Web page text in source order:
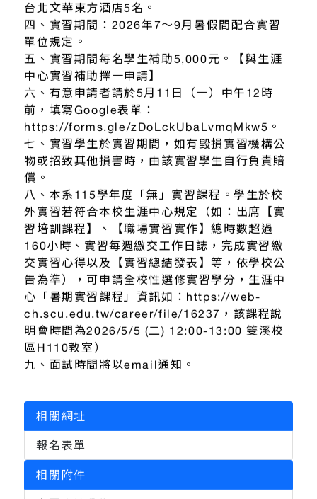
台北文華東方酒店5名。
四、實習期間：2026年7～9月暑假間配合實習
單位規定。
五、實習期間每名學生補助5,000元。【與生涯
中心實習補助擇一申請】
六、有意申請者請於5月11日（一）中午12時
前，填寫Google表單：
https://forms.gle/zDoLckUbaLvmqMkw5。
七、實習學生於實習期間，如有毀損實習機構公
物或招致其他損害時，由該實習學生自行負責賠
償。
八、本系115學年度「無」實習課程。學生於校
外實習若符合本校生涯中心規定（如：出席【實
習培訓課程】、【職場實習實作】總時數超過
160小時、實習每週繳交工作日誌，完成實習繳
交實習心得以及【實習總結發表】等，依學校公
告為準），可申請全校性選修實習學分，生涯中
心「暑期實習課程」資訊如：https://web-
ch.scu.edu.tw/career/file/16237，該課程說
明會時間為2026/5/5 (二) 12:00-13:00 雙溪校
區H110教室）
九、面試時間將以email通知。
相關網址
報名表單
相關附件